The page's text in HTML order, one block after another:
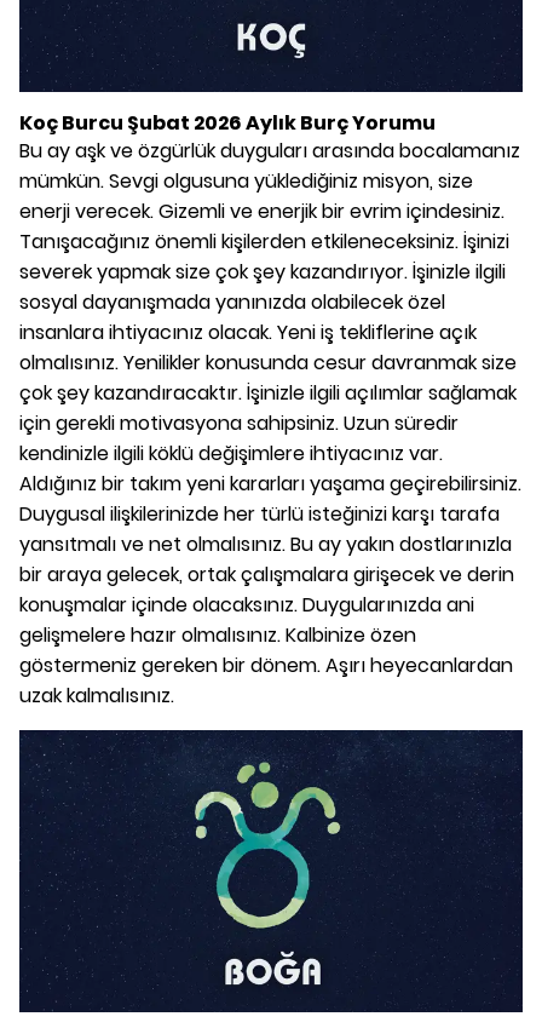
Koç Burcu Şubat 2026 Aylık Burç Yorumu
Bu ay aşk ve özgürlük duyguları arasında bocalamanız
mümkün. Sevgi olgusuna yüklediğiniz misyon, size
enerji verecek. Gizemli ve enerjik bir evrim içindesiniz.
Tanışacağınız önemli kişilerden etkileneceksiniz. İşinizi
severek yapmak size çok şey kazandırıyor. İşinizle ilgili
sosyal dayanışmada yanınızda olabilecek özel
insanlara ihtiyacınız olacak. Yeni iş tekliflerine açık
olmalısınız. Yenilikler konusunda cesur davranmak size
çok şey kazandıracaktır. İşinizle ilgili açılımlar sağlamak
için gerekli motivasyona sahipsiniz. Uzun süredir
kendinizle ilgili köklü değişimlere ihtiyacınız var.
Aldığınız bir takım yeni kararları yaşama geçirebilirsiniz.
Duygusal ilişkilerinizde her türlü isteğinizi karşı tarafa
yansıtmalı ve net olmalısınız. Bu ay yakın dostlarınızla
bir araya gelecek, ortak çalışmalara girişecek ve derin
konuşmalar içinde olacaksınız. Duygularınızda ani
gelişmelere hazır olmalısınız. Kalbinize özen
göstermeniz gereken bir dönem. Aşırı heyecanlardan
uzak kalmalısınız.